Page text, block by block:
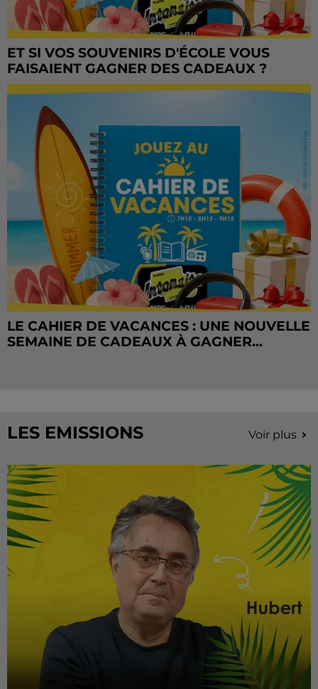
ET SI VOS SOUVENIRS D'ÉCOLE VOUS
FAISAIENT GAGNER DES CADEAUX ?
LE CAHIER DE VACANCES : UNE NOUVELLE
SEMAINE DE CADEAUX À GAGNER...
LES EMISSIONS Voir plus